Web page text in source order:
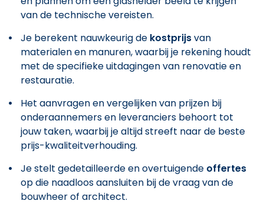
van de technische vereisten.
Je berekent nauwkeurig de kostprijsvan
materialen en manuren, waarbij je rekening houdt
met de specifieke uitdagingen van renovatie en
restauratie.
Het aanvragen en vergelijken van prijzen bij
onderaannemers en leveranciers behoort tot
jouw taken, waarbij je altijd streeft naar de beste
prijs-kwaliteitverhouding.
Je stelt gedetailleerde en overtuigende offertes
op die naadloos aansluiten bij de vraag van de
bouwheer of architect.